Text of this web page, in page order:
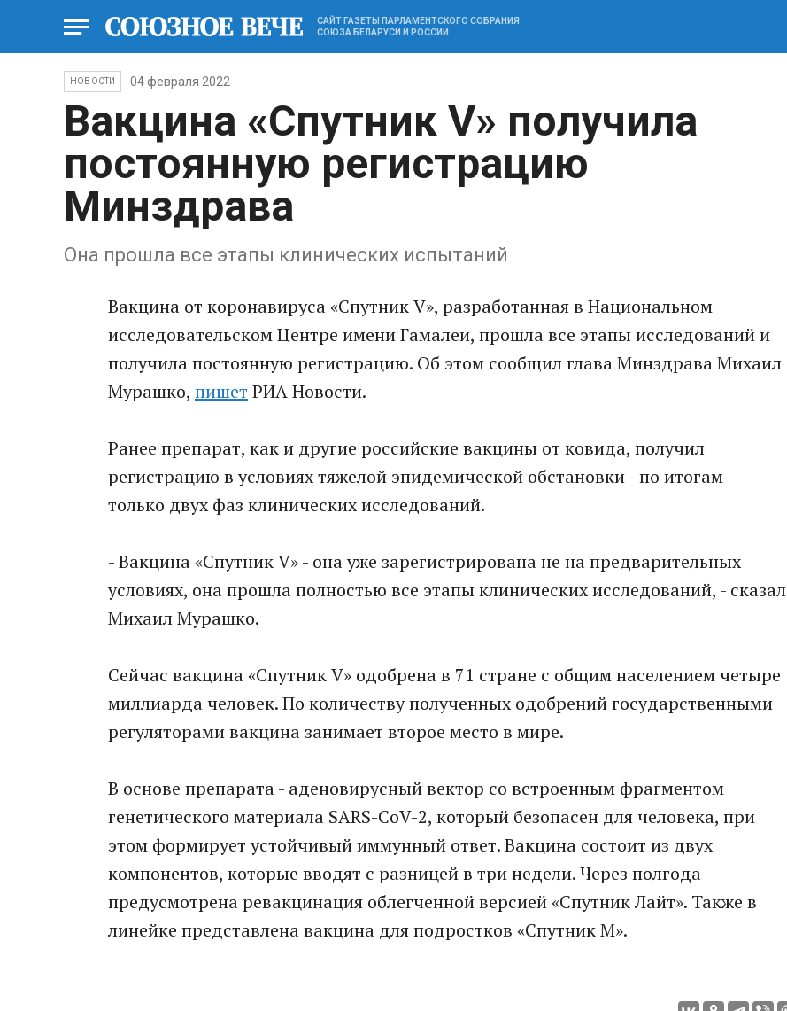
САЙТ ГАЗЕТЫ ПАРЛАМЕНТСКОГО СОБРАНИЯ
СОЮЗА БЕЛАРУСИ И РОССИИ
НОВОСТИ 04 февраля 2022
Вакцина «Спутник V» получила
постоянную регистрацию
Минздрава
Она прошла все этапы клинических испытаний
Вакцина от коронавируса «Спутник V», разработанная в Национальном
исследовательском Центре имени Гамалеи, прошла все этапы исследований и
получила постоянную регистрацию. Об этом сообщил глава Минздрава Михаил
Мурашко, пишет РИА Новости.
Ранее препарат, как и другие российские вакцины от ковида, получил
регистрацию в условиях тяжелой эпидемической обстановки - по итогам
только двух фаз клинических исследований.
- Вакцина «Спутник V» - она уже зарегистрирована не на предварительных
условиях, она прошла полностью все этапы клинических исследований, - сказал
Михаил Мурашко.
Сейчас вакцина «Спутник V» одобрена в 71 стране с общим населением четыре
миллиарда человек. По количеству полученных одобрений государственными
регуляторами вакцина занимает второе место в мире.
В основе препарата - аденовирусный вектор со встроенным фрагментом
генетического материала SARS-CoV-2, который безопасен для человека, при
этом формирует устойчивый иммунный ответ. Вакцина состоит из двух
компонентов, которые вводят с разницей в три недели. Через полгода
предусмотрена ревакцинация облегченной версией «Спутник Лайт». Также в
линейке представлена вакцина для подростков «Спутник М».